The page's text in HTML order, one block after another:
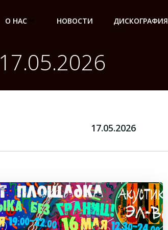
О НАС НОВОСТИ ДИСКОГРАФИЯ
17.05.2026
17.05.2026